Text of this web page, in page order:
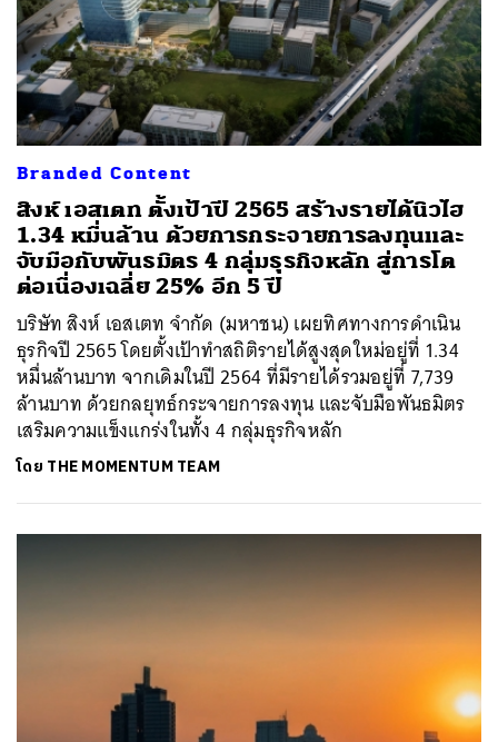
Branded Content
สิงห์ เอสเตท ตั้งเป้าปี 2565 สร้างรายได้นิวไฮ
1.34 หมื่นล้าน ด้วยการกระจายการลงทุนและ
จับมือกับพันธมิตร 4 กลุ่มธุรกิจหลัก สู่การโต
ต่อเนื่องเฉลี่ย 25% อีก 5 ปี
บริษัท สิงห์ เอสเตท จำกัด (มหาชน) เผยทิศทางการดำเนิน
ธุรกิจปี 2565 โดยตั้งเป้าทำสถิติรายได้สูงสุดใหม่อยู่ที่ 1.34
หมื่นล้านบาท จากเดิมในปี 2564 ที่มีรายได้รวมอยู่ที่ 7,739
ล้านบาท ด้วยกลยุทธ์กระจายการลงทุน และจับมือพันธมิตร
เสริมความแข็งแกร่งในทั้ง 4 กลุ่มธุรกิจหลัก
โดย THE MOMENTUM TEAM